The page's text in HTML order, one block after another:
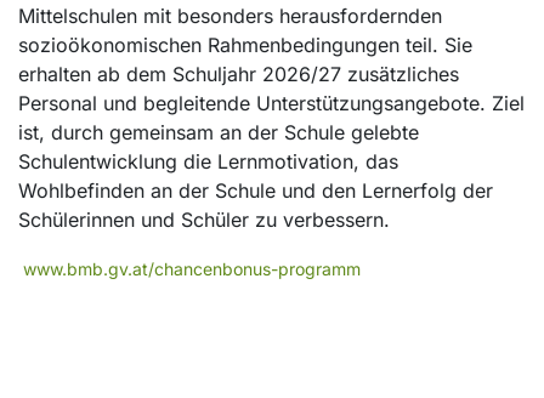
Mittelschulen mit besonders herausfordernden
sozioökonomischen Rahmenbedingungen teil. Sie
erhalten ab dem Schuljahr 2026/27 zusätzliches
Personal und begleitende Unterstützungsangebote. Ziel
ist, durch gemeinsam an der Schule gelebte
Schulentwicklung die Lernmotivation, das
Wohlbefinden an der Schule und den Lernerfolg der
Schülerinnen und Schüler zu verbessern.
www.bmb.gv.at/chancenbonus-programm